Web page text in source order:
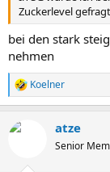
Zuckerlevel
bei den stark
nehmen
R
e
k
Koelner
atze
Senior